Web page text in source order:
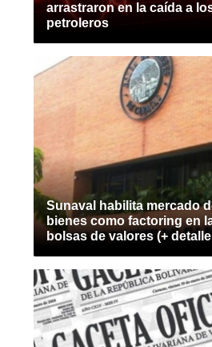
arrastraron en la caída a
petroleros
Sunaval habilita mercado
bienes como factoring en
bolsas de valores (+